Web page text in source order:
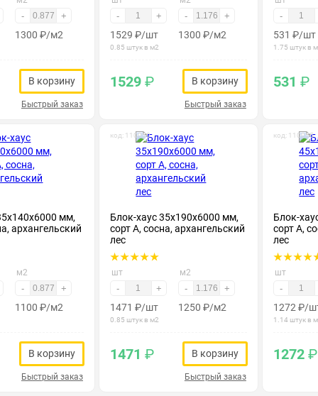
- +
1300 ₽/м2
В корзину
Быстрый заказ
- +
1529 ₽/шт
0.85 штук в м2
- +
1300 ₽/м2
1529₽ В корзину
Быстрый заказ
-
531 ₽/шт
1.75 штук в
531 ₽
мм,
архангельский
м2
- +
1100 ₽/м2
В корзину
Быстрый заказ
код: 110050
Блок-хаус 35х190х6000 мм,
сорт А, сосна, архангельский
лес
шт
- +
1471 ₽/шт
0.85 штук в м2
м2
- +
1250 ₽/м2
1471 ₽ В корзину
Быстрый заказ
код: 110055
Блок-
сорт А,
лес
шт
-
1272 ₽/
1.14 штук в
1272₽